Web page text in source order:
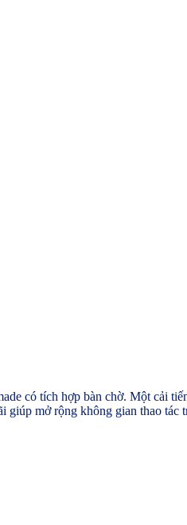
có tích hợp bàn chờ. Một cải
giúp mở rộng không gian thao